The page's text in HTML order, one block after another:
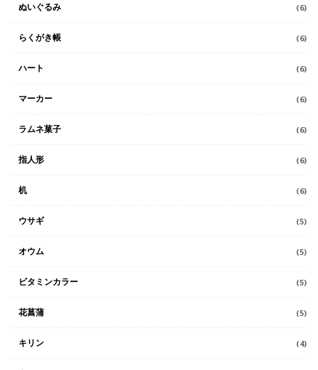
ぬいぐるみ (6)
らくがき帳 (6)
ハート (6)
マーカー (6)
ラムネ菓子 (6)
指人形 (6)
机 (6)
ウサギ (5)
オウム (5)
ビタミンカラー (5)
花菖蒲 (5)
キリン (4)